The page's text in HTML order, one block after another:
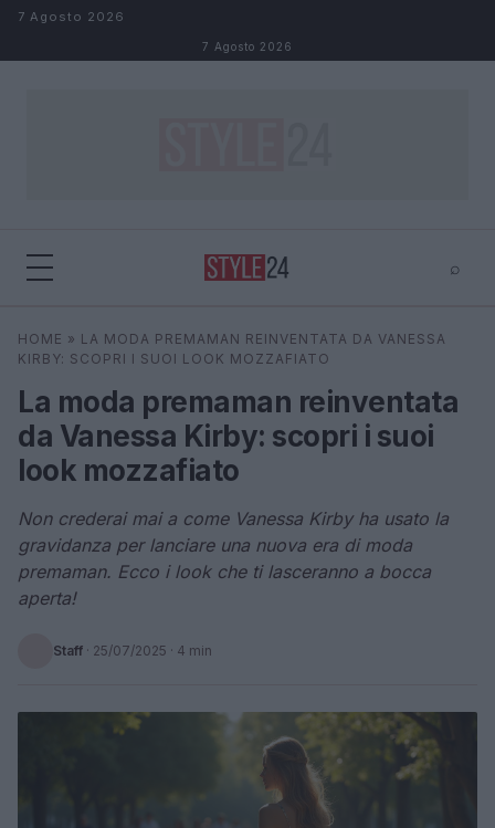
Salta al contenuto
7 Agosto 2026
7 Agosto 2026
⌕
Cerca ⌕
HOME » LA MODA PREMAMAN REINVENTATA DA VANESSA
KIRBY: SCOPRI I SUOI LOOK MOZZAFIATO
La moda premaman reinventata
da Vanessa Kirby: scopri i suoi
look mozzafiato
Non crederai mai a come Vanessa Kirby ha usato la
gravidanza per lanciare una nuova era di moda
premaman. Ecco i look che ti lasceranno a bocca
aperta!
Staff · 25/07/2025 · 4 min